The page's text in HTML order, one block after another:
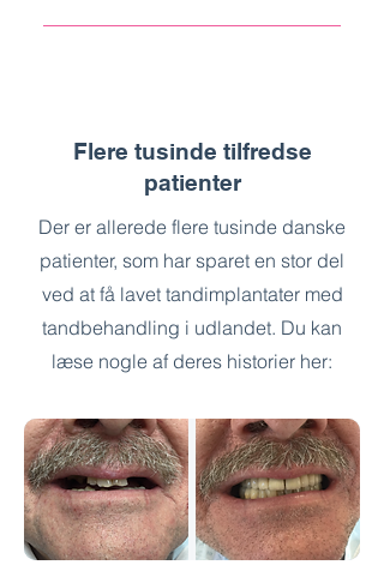
afgørende for at holde
tandkødskanten. Behandlingen
hvordan du bedst holder dine
tænder rene fremover.
Prisen for en
den nødvendige, grundige
behandling, der kan stoppe
tænder, til en overkommelig pris.
Flere tusinde tilfredse
patienter
Der er allerede flere tusinde danske
patienter, som har sparet en stor del
ved at få lavet tandimplantater med
tandbehandling i udlandet. Du kan
læse nogle af deres historier her: